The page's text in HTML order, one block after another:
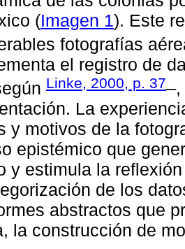
(Imagen 1). Este
fotografías
el registro de
Linke, 2000, p. 37–,
La
y motivos de la
epistémico que
y estimula la
de los
abstractos que
la construcción de